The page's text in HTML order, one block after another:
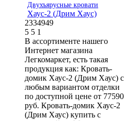
Двухъярусные кровати
Хаус-2 (Дрим Хаус)
2334949
5 5 1
В ассортименте нашего
Интернет магазина
Легкомаркет, есть такая
продукция как: Кровать-
домик Хаус-2 (Дрим Хаус) с
любым вариантом отделки
по доступной цене от 77590
руб. Кровать-домик Хаус-2
(Дрим Хаус) купить с